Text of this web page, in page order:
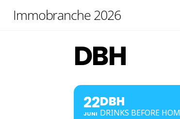
Immobranche 2026
DBH
22
JUNI
DBH
DRINKS BEFORE